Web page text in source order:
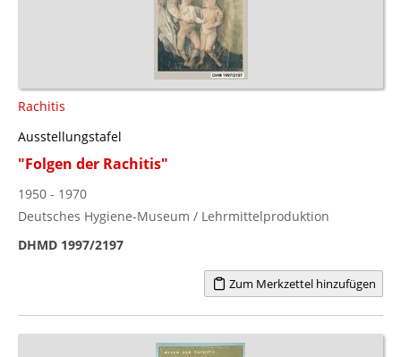
Rachitis
Ausstellungstafel
"Folgen der Rachitis"
1950 - 1970
Deutsches Hygiene-Museum / Lehrmittelproduktion
DHMD 1997/2197
Zum Merkzettel hinzufügen